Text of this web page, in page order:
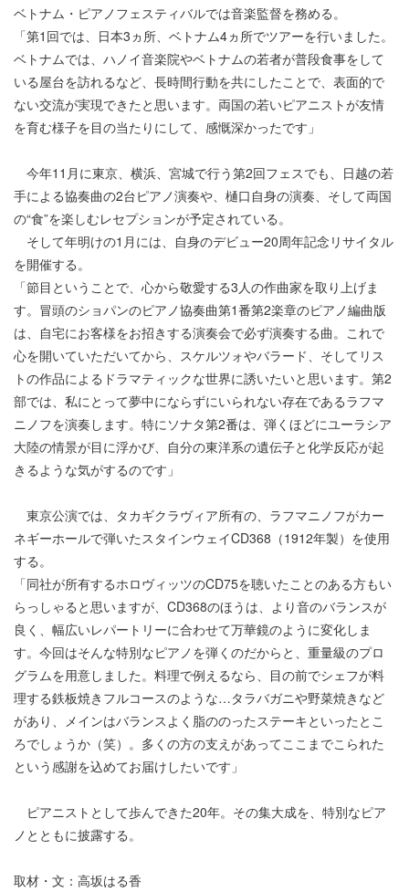
ベトナム・ピアノフェスティバルでは音楽監督を務める。
「第1回では、日本3ヵ所、ベトナム4ヵ所でツアーを行いました。
ベトナムでは、ハノイ音楽院やベトナムの若者が普段食事をして
いる屋台を訪れるなど、長時間行動を共にしたことで、表面的で
ない交流が実現できたと思います。両国の若いピアニストが友情
を育む様子を目の当たりにして、感慨深かったです」
今年11月に東京、横浜、宮城で行う第2回フェスでも、日越の若
手による協奏曲の2台ピアノ演奏や、樋口自身の演奏、そして両国
の“食”を楽しむレセプションが予定されている。
そして年明けの1月には、自身のデビュー20周年記念リサイタル
を開催する。
「節目ということで、心から敬愛する3人の作曲家を取り上げま
す。冒頭のショパンのピアノ協奏曲第1番第2楽章のピアノ編曲版
は、自宅にお客様をお招きする演奏会で必ず演奏する曲。これで
心を開いていただいてから、スケルツォやバラード、そしてリス
トの作品によるドラマティックな世界に誘いたいと思います。第2
部では、私にとって夢中にならずにいられない存在であるラフマ
ニノフを演奏します。特にソナタ第2番は、弾くほどにユーラシア
大陸の情景が目に浮かび、自分の東洋系の遺伝子と化学反応が起
きるような気がするのです」
東京公演では、タカギクラヴィア所有の、ラフマニノフがカー
ネギーホールで弾いたスタインウェイCD368（1912年製）を使用
する。
「同社が所有するホロヴィッツのCD75を聴いたことのある方もい
らっしゃると思いますが、CD368のほうは、より音のバランスが
良く、幅広いレパートリーに合わせて万華鏡のように変化しま
す。今回はそんな特別なピアノを弾くのだからと、重量級のプロ
グラムを用意しました。料理で例えるなら、目の前でシェフが料
理する鉄板焼きフルコースのような…タラバガニや野菜焼きなど
があり、メインはバランスよく脂ののったステーキといったとこ
ろでしょうか（笑）。多くの方の支えがあってここまでこられた
という感謝を込めてお届けしたいです」
ピアニストとして歩んできた20年。その集大成を、特別なピア
ノとともに披露する。
取材・文：高坂はる香